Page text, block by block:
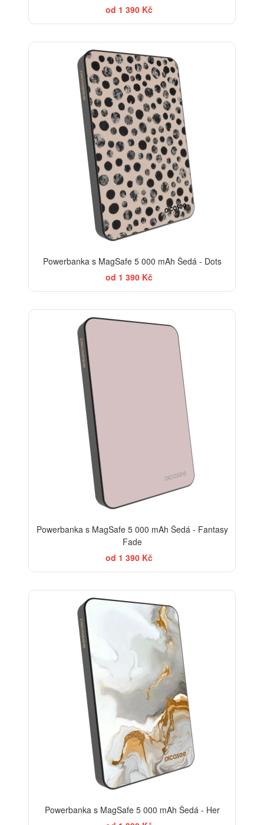
od 1 390 Kč
Powerbanka s MagSafe 5 000 mAh Šedá - Dots
od 1 390 Kč
Powerbanka s MagSafe 5 000 mAh Šedá - Fantasy
Fade
od 1 390 Kč
Powerbanka s MagSafe 5 000 mAh Šedá - Her